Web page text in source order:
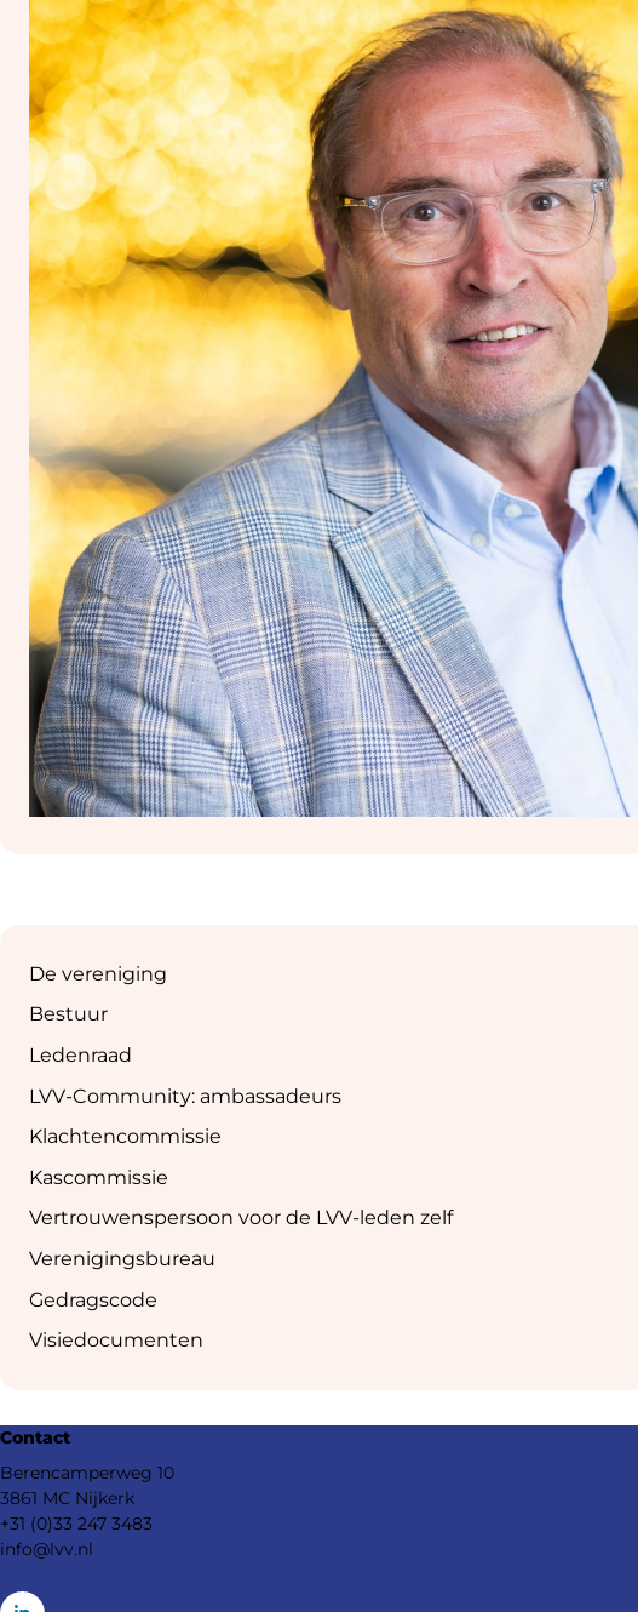
navigation
De vereniging
Bestuur
Ledenraad
LVV-Community: ambassadeurs
Klachtencommissie
Kascommissie
Vertrouwenspersoon voor de LVV-leden zelf
Verenigingsbureau
Gedragscode
Visiedocumenten
Contact
Berencamperweg 10
3861 MC Nijkerk
+31 (0)33 247 3483
info@lvv.nl